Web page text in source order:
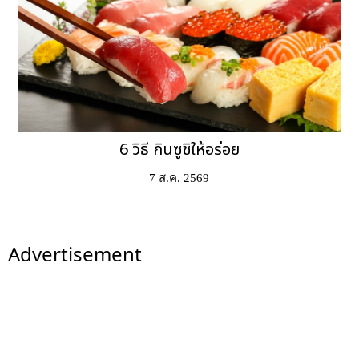
6 วิธี กินซูชิให้อร่อย
7 ส.ค. 2569
Advertisement